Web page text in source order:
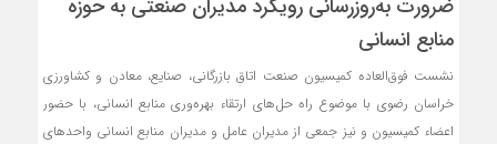
ضرورت به‌روزرسانی رویکرد مدیران صنعتی به حوزه
منابع انسانی
نشست فوق‌العاده کمیسیون صنعت اتاق بازرگانی، صنایع، معادن و کشاورزی
خراسان رضوی با موضوع راه حل‌های ارتقاء بهره‌وری منابع انسانی، با حضور
اعضاء کمیسیون و نیز جمعی از مدیران عامل و مدیران منابع انسانی واحدهای